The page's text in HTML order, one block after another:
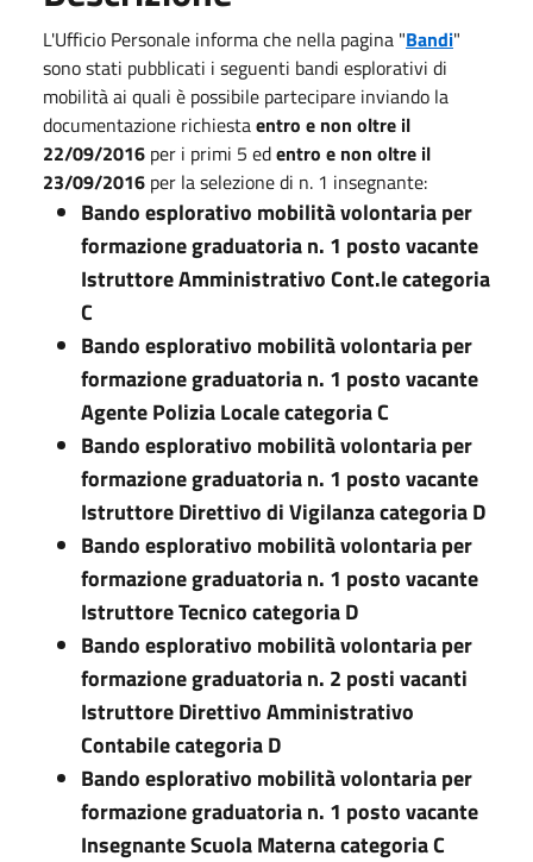
L'Ufficio Personale informa che nella pagina "Bandi"
sono stati pubblicati i seguenti bandi esplorativi di
mobilità ai quali è possibile partecipare inviando la
documentazione richiestaentro e non oltre il
22/09/2016 per i primi 5 edentro e non oltre il
23/09/2016 per la selezione di n. 1 insegnante:
Bando esplorativo mobilità volontaria per
formazione graduatoria n. 1 posto vacante
Istruttore Amministrativo Cont.le categoria
C
Bando esplorativo mobilità volontaria per
formazione graduatoria n. 1 posto vacante
Agente Polizia Locale categoria C
Bando esplorativo mobilità volontaria per
formazione graduatoria n. 1 posto vacante
Istruttore Direttivo di Vigilanza categoria D
Bando esplorativo mobilità volontaria per
formazione graduatoria n. 1 posto vacante
Istruttore Tecnico categoria D
Bando esplorativo mobilità volontaria per
formazione graduatoria n. 2 posti vacanti
Istruttore Direttivo Amministrativo
Contabile categoria D
Bando esplorativo mobilità volontaria per
formazione graduatoria n. 1 posto vacante
Insegnante Scuola Materna categoria C